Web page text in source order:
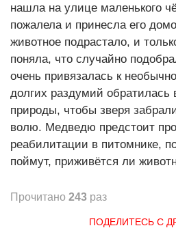
нашла на улице маленького
пожалела и принесла его
животное подрастало, и
поняла, что случайно
очень привязалась к
долгих раздумий обратилась
природы, чтобы зверя
волю. Медведю предстоит
реабилитации в питомнике,
поймут, приживётся ли
Прочитано 243 раз
ПОДЕЛИТЕСЬ С